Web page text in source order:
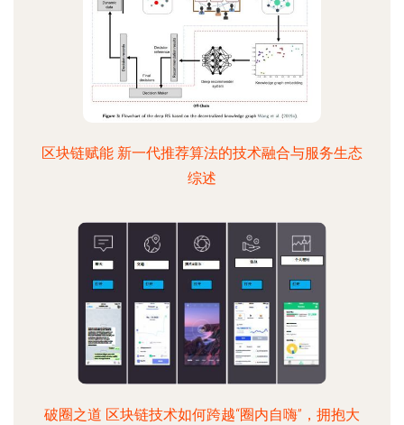
区块链赋能 新一代推荐算法的技术融合与服务生态
综述
破圈之道 区块链技术如何跨越“圈内自嗨”，拥抱大